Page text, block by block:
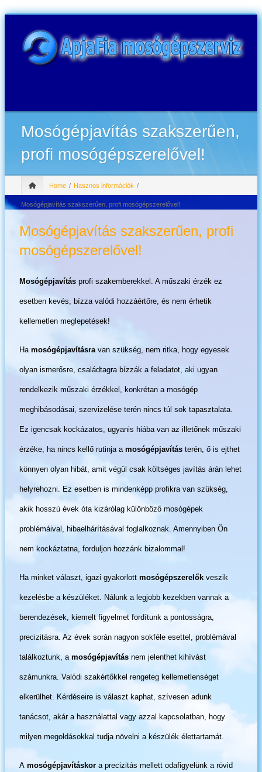
Mosógépjavítás szakszerűen,
profi mosógépszerelővel!
Home Hasznos információk
Mosógépjavítás szakszerűen, profi mosógépszerelővel!
Mosógépjavítás szakszerűen, profi
mosógépszerelővel!
Mosógépjavítás profi szakemberekkel. A műszaki érzék ez
esetben kevés, bízza valódi hozzáértőre, és nem érhetik
kellemetlen meglepetések!
Ha mosógépjavításra van szükség, nem ritka, hogy egyesek
olyan ismerősre, családtagra bízzák a feladatot, aki ugyan
rendelkezik műszaki érzékkel, konkrétan a mosógép
meghibásodásai, szervizelése terén nincs túl sok tapasztalata.
Ez igencsak kockázatos, ugyanis hiába van az illetőnek műszaki
érzéke, ha nincs kellő rutinja a mosógépjavítás terén, ő is ejthet
könnyen olyan hibát, amit végül csak költséges javítás árán lehet
helyrehozni. Ez esetben is mindenképp profikra van szükség,
akik hosszú évek óta kizárólag különböző mosógépek
problémáival, hibaelhárításával foglalkoznak. Amennyiben Ön
nem kockáztatna, forduljon hozzánk bizalommal!
Ha minket választ, igazi gyakorlott mosógépszerelők veszik
kezelésbe a készüléket. Nálunk a legjobb kezekben vannak a
berendezések, kiemelt figyelmet fordítunk a pontosságra,
precizitásra. Az évek során nagyon sokféle esettel, problémával
találkoztunk, a mosógépjavítás nem jelenthet kihívást
számunkra. Valódi szakértőkkel rengeteg kellemetlenséget
elkerülhet. Kérdéseire is választ kaphat, szívesen adunk
tanácsot, akár a használattal vagy azzal kapcsolatban, hogy
milyen megoldásokkal tudja növelni a készülék élettartamát.
A mosógépjavításkor a precizitás mellett odafigyelünk a rövid